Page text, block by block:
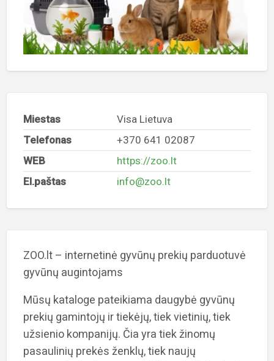
Miestas
Visa Lietuva
Telefonas
+370 641 02087
WEB
https://zoo.lt
El.paštas
info@zoo.lt
ZOO.lt – internetinė gyvūnų prekių parduotuvė
gyvūnų augintojams
Mūsų kataloge pateikiama daugybė gyvūnų
prekių gamintojų ir tiekėjų, tiek vietinių, tiek
užsienio kompanijų. Čia yra tiek žinomų
pasaulinių prekės ženklų, tiek naujų